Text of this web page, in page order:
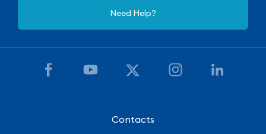
Need Help?
Contacts